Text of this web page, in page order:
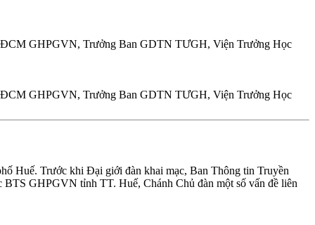
GHPGVN, Trưởng Ban GDTN TƯGH, Viện Trưởng Học
GHPGVN, Trưởng Ban GDTN TƯGH, Viện Trưởng Học
Huế. Trước khi Đại giới đàn khai mạc, Ban Thông tin Truyền
GHPGVN tỉnh TT. Huế, Chánh Chủ đàn một số vấn đề liên